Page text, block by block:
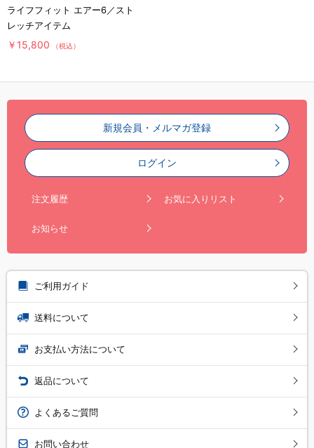
ライフフィット エアー6／スト
レッチアイテム
￥15,800 （税込）
新規会員・メルマガ登録
ログイン
注文履歴 お気に入りリスト
お知らせ
ご利用ガイド
送料について
お支払い方法について
返品について
よくあるご質問
お問い合わせ